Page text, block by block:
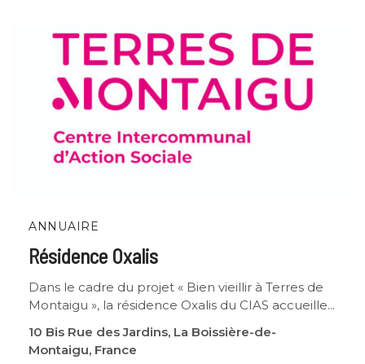
ANNUAIRE
Résidence Oxalis
Dans le cadre du projet « Bien vieillir à Terres de
Montaigu », la résidence Oxalis du CIAS accueille...
10 Bis Rue des Jardins, La Boissière-de-
Montaigu, France